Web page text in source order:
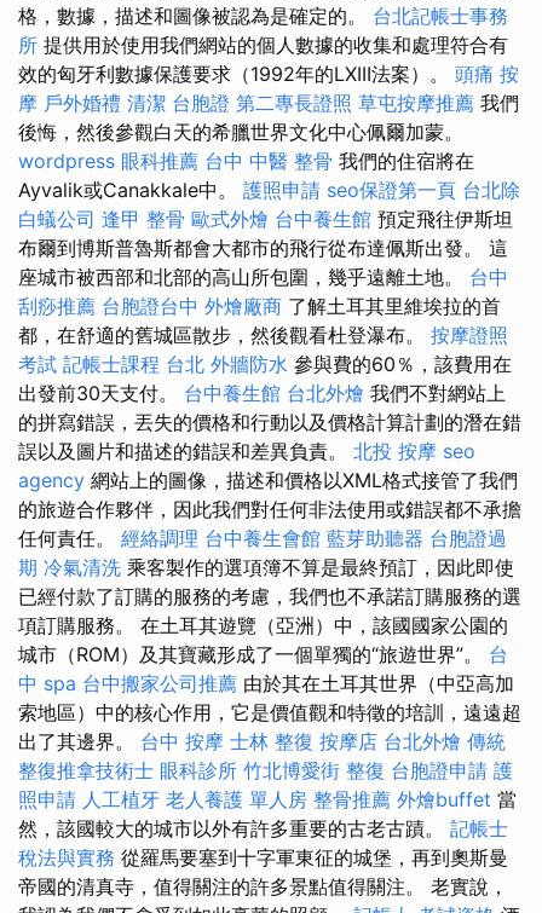
格，數據，描述和圖像被認為是確定的。 台北記帳士事務
所 提供用於使用我們網站的個人數據的收集和處理符合有
效的匈牙利數據保護要求（1992年的LXIII法案）。 頭痛 按
摩 戶外婚禮 清潔 台胞證 第二專長證照 草屯按摩推薦 我們
後悔，然後參觀白天的希臘世界文化中心佩爾加蒙。
wordpress 眼科推薦 台中 中醫 整骨 我們的住宿將在
Ayvalik或Canakkale中。 護照申請 seo保證第一頁 台北除
白蟻公司 逢甲 整骨 歐式外燴 台中養生館 預定飛往伊斯坦
布爾到博斯普魯斯都會大都市的飛行從布達佩斯出發。 這
座城市被西部和北部的高山所包圍，幾乎遠離土地。 台中
刮痧推薦 台胞證台中 外燴廠商 了解土耳其里維埃拉的首
都，在舒適的舊城區散步，然後觀看杜登瀑布。 按摩證照
考試 記帳士課程 台北 外牆防水 參與費的60％，該費用在
出發前30天支付。 台中養生館 台北外燴 我們不對網站上
的拼寫錯誤，丟失的價格和行動以及價格計算計劃的潛在錯
誤以及圖片和描述的錯誤和差異負責。 北投 按摩 seo
agency 網站上的圖像，描述和價格以XML格式接管了我們
的旅遊合作夥伴，因此我們對任何非法使用或錯誤都不承擔
任何責任。 經絡調理 台中養生會館 藍芽助聽器 台胞證過
期 冷氣清洗 乘客製作的選項簿不算是最終預訂，因此即使
已經付款了訂購的服務的考慮，我們也不承諾訂購服務的選
項訂購服務。 在土耳其遊覽（亞洲）中，該國國家公園的
城市（ROM）及其寶藏形成了一個單獨的“旅遊世界”。 台
中 spa 台中搬家公司推薦 由於其在土耳其世界（中亞高加
索地區）中的核心作用，它是價值觀和特徵的培訓，遠遠超
出了其邊界。 台中 按摩 士林 整復 按摩店 台北外燴 傳統
整復推拿技術士 眼科診所 竹北博愛街 整復 台胞證申請 護
照申請 人工植牙 老人養護 單人房 整骨推薦 外燴buffet 當
然，該國較大的城市以外有許多重要的古老古蹟。 記帳士
稅法與實務 從羅馬要塞到十字軍東征的城堡，再到奧斯曼
帝國的清真寺，值得關注的許多景點值得關注。 老實說，